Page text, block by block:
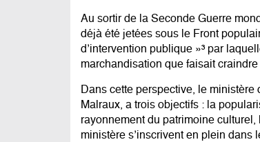
Au sortir de la Seconde Guerre
déjà été jetées sous le Front
d’intervention publique »³ par
marchandisation que faisait
Dans cette perspective, le
Malraux, a trois objectifs : la
rayonnement du patrimoine
ministère s’inscrivent en plein dans